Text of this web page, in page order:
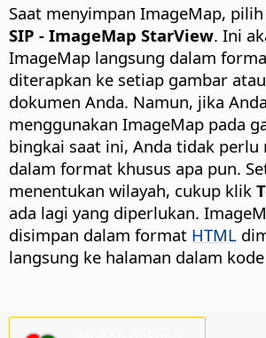
Saat menyimpan ImageMap,
SIP - ImageMap StarView. Ini
ImageMap langsung dalam
diterapkan ke setiap gambar
dokumen Anda. Namun, jika
menggunakan ImageMap pada
bingkai saat ini, Anda tidak perlu
dalam format khusus apa pun.
menentukan wilayah, cukup klik
ada lagi yang diperlukan.
disimpan dalam format HTML
langsung ke halaman dalam